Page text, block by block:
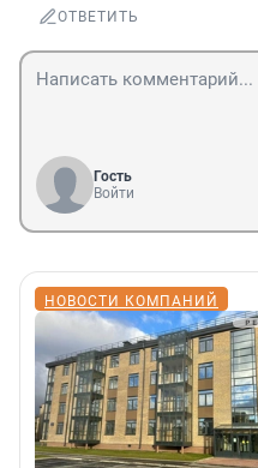
ОТВЕТИТЬ
Гость
Войти
НОВОСТИ КОМПАНИЙ